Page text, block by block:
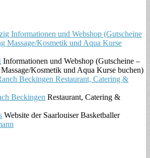
Informationen und Webshop (Gutscheine –
Kosmetik und Aqua Kurse buchen)
Beckingen Restaurant, Catering &
Website der Saarlouiser Basketballer